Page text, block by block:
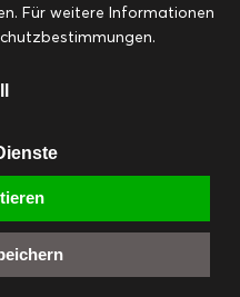
Ostern Resteküche
Startseite
& Suppen
EMAIL
Für weitere Informationen